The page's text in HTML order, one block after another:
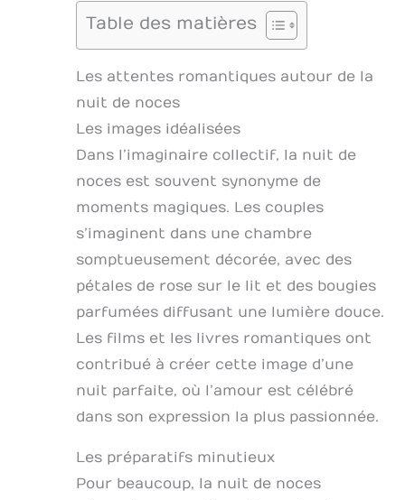
Table des matières
Les attentes romantiques autour de la
nuit de noces
Les images idéalisées
Dans l’imaginaire collectif, la nuit de
noces est souvent synonyme de
moments magiques. Les couples
s’imaginent dans une chambre
somptueusement décorée, avec des
pétales de rose sur le lit et des bougies
parfumées diffusant une lumière douce.
Les films et les livres romantiques ont
contribué à créer cette image d’une
nuit parfaite, où l’amour est célébré
dans son expression la plus passionnée.
Les préparatifs minutieux
Pour beaucoup, la nuit de noces